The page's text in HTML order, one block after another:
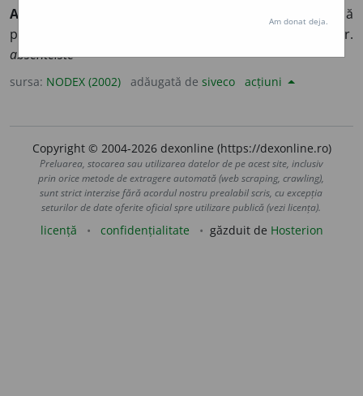
ABSENTE
Proprietar care își administrează
proprietatea funciară printr-un intermediar. /<fr.
absentéiste
sursa: NODEX (2002) adăugată de siveco acțiuni
Copyright © 2004-2026 dexonline (https://dexonline.ro)
Preluarea, stocarea sau utilizarea datelor de pe acest site, inclusiv
prin orice metode de extragere automată (web scraping, crawling),
sunt strict interzise fără acordul nostru prealabil scris, cu excepția
seturilor de date oferite oficial spre utilizare publică (vezi licența).
licență confidențialitate găzduit de Hosterion
Am donat deja.